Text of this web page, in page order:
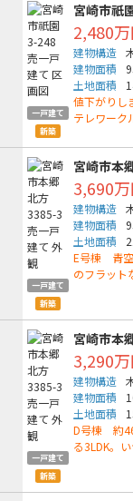
一戸建て
新築
宮崎市祇
2,480
建物構造
建物面積
土地面積
値下がりし
テレワーク
一戸建て
新築
宮崎市本
3,690
建物構造
建物面積
土地面積
E号棟 青空
のフラット
一戸建て
新築
宮崎市本
3,290
建物構造
建物面積
土地面積
D号棟 約
る3LDK。